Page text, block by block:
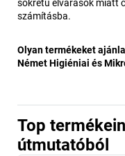
sokrétű elvárások miatt
számításba.
Olyan termékeket
Német Higiéniai és
Top
útmutatóból